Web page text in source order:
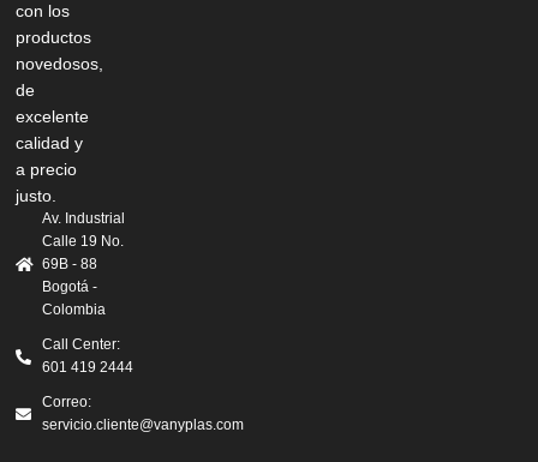
con los
productos
novedosos,
de
excelente
calidad y
a precio
justo.
Av. Industrial
Calle 19 No.
69B - 88
Bogotá -
Colombia
Call Center:
601 419 2444
Correo:
servicio.cliente@vanyplas.com